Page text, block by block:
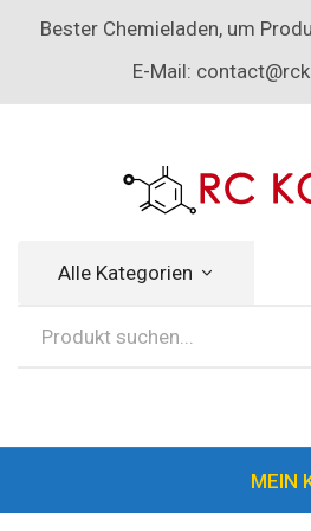
Bester Chemieladen, um
E-Mail:
Alle Kategorien
MEIN